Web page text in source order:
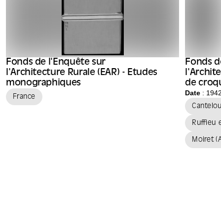
Fonds de l'Enquête sur
l'Architecture Rurale (EAR) - Etudes
monographiques
France
Fonds
de
Date :
Ruffieu
Moiret